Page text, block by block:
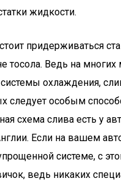
жидкости.
придерживаться
тосола. Ведь на
охлаждения,
следует особым
схема слива есть у
Если на вашем
системе, с
ведь никаких